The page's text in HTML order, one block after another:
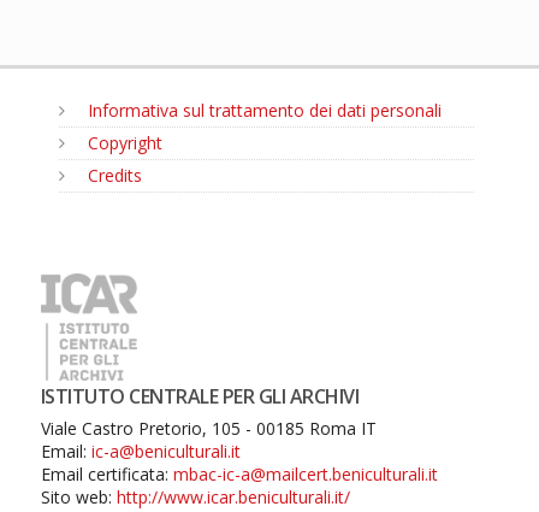
Informativa sul trattamento dei dati personali
Copyright
Credits
ISTITUTO CENTRALE PER GLI ARCHIVI
Viale Castro Pretorio, 105 - 00185 Roma IT
Email: ic-a@beniculturali.it
Email certificata: mbac-ic-a@mailcert.beniculturali.it
Sito web: http://www.icar.beniculturali.it/